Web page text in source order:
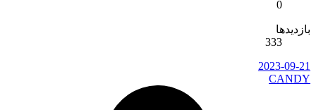
333
2023-09-